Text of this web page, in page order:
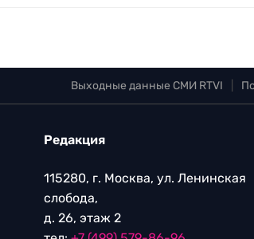
Выходные данные СМИ RTVI
Редакция
115280, г. Москва, ул. Ленинская
слобода,
д. 26, этаж 2